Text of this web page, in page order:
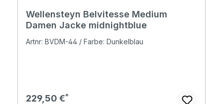
Wellensteyn Belvitesse Medium
Damen Jacke midnightblue
Artnr: BVDM-44 / Farbe: Dunkelblau
Regulärer Preis:
229,50 €